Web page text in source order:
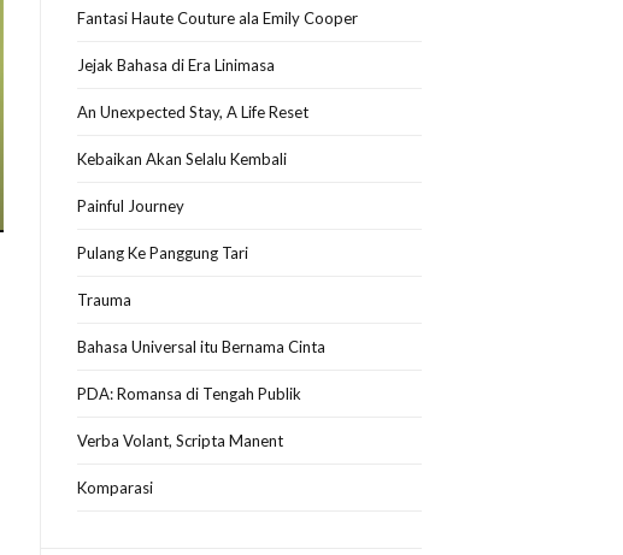
Fantasi Haute Couture ala Emily Cooper
Jejak Bahasa di Era Linimasa
An Unexpected Stay, A Life Reset
Kebaikan Akan Selalu Kembali
Painful Journey
Pulang Ke Panggung Tari
Trauma
Bahasa Universal itu Bernama Cinta
PDA: Romansa di Tengah Publik
Verba Volant, Scripta Manent
Komparasi